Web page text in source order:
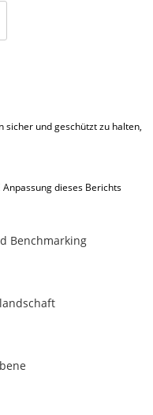
sicher und geschützt zu halten,
Anpassung dieses Berichts
Benchmarking